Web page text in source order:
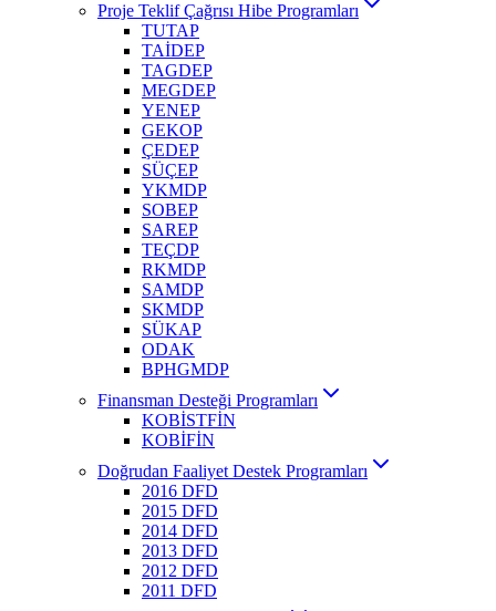
Proje Teklif Çağrısı Hibe Programları
TUTAP
TAİDEP
TAGDEP
MEGDEP
YENEP
GEKOP
ÇEDEP
SÜÇEP
YKMDP
SOBEP
SAREP
TEÇDP
RKMDP
SAMDP
SKMDP
SÜKAP
ODAK
BPHGMDP
Finansman Desteği Programları
KOBİSTFİN
KOBİFİN
Doğrudan Faaliyet Destek Programları
2016 DFD
2015 DFD
2014 DFD
2013 DFD
2012 DFD
2011 DFD